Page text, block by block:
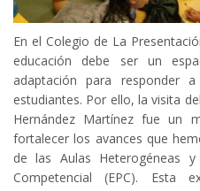
En el Colegio de La
educación debe ser un
adaptación para responder
estudiantes. Por ello, la visita
Hernández Martínez fue un
fortalecer los avances que
de las Aulas Heterogéneas
Competencial (EPC). Esta